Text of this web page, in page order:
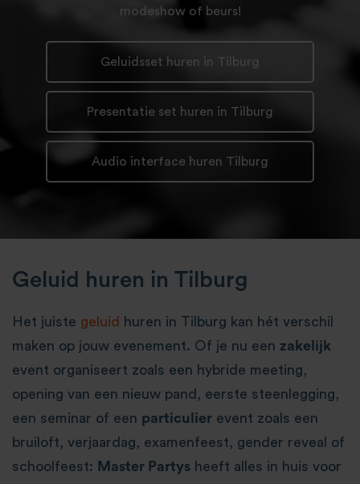
modeshow of beurs!
Geluidsset huren in Tilburg
Presentatie set huren in Tilburg
Audio interface huren Tilburg
Geluid huren in Tilburg
Het juiste geluid
huren in Tilburg kan hét verschil
maken op jouw evenement. Of je nu een zakelijk
event organiseert zoals een hybride meeting,
opening van een nieuw pand, eerste steenlegging,
een seminar of een particulier event zoals een
bruiloft, verjaardag, examenfeest, gender reveal of
schoolfeest: Master Partys heeft alles in huis voor